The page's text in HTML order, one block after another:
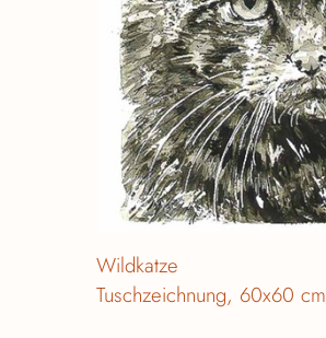
Wildkatze
Tuschzeichnung, 60x60 cm